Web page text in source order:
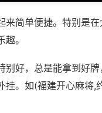
来简单便捷。特别是在
。
好，总是能拿到好牌
挂。如(福建开心麻将,